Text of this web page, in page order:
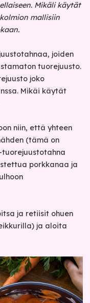
Mikäli käytät
mallisiin
joiden
tuorejuusto.
joko
Mikäi käytät
niin, että yhteen
(tämä on
porkkanaa ja
ja retiisit ohuen
ja aloita